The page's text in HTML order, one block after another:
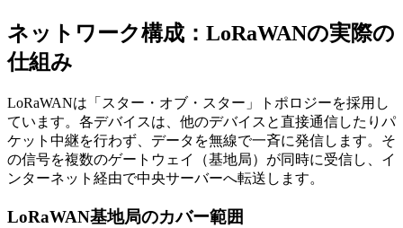
ネットワーク構成：LoRaWANの実際の
仕組み
LoRaWANは「スター・オブ・スター」トポロジーを採用し
ています。各デバイスは、他のデバイスと直接通信したりパ
ケット中継を行わず、データを無線で一斉に発信します。そ
の信号を複数のゲートウェイ（基地局）が同時に受信し、イ
ンターネット経由で中央サーバーへ転送します。
LoRaWAN基地局のカバー範囲